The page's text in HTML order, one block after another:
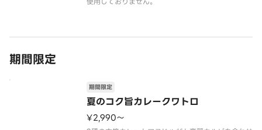
期間限定
夏のコク旨カレークワトロ
期間限定
¥2,990〜